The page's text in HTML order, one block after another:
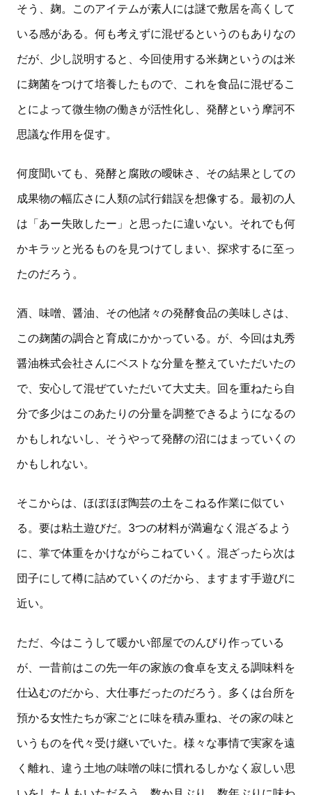
そう、麹。このアイテムが素人には謎で敷居を高くして
いる感がある。何も考えずに混ぜるというのもありなの
だが、少し説明すると、今回使用する米麹というのは米
に麹菌をつけて培養したもので、これを食品に混ぜるこ
とによって微生物の働きが活性化し、発酵という摩訶不
思議な作用を促す。
何度聞いても、発酵と腐敗の曖昧さ、その結果としての
成果物の幅広さに人類の試行錯誤を想像する。最初の人
は「あー失敗したー」と思ったに違いない。それでも何
かキラッと光るものを見つけてしまい、探求するに至っ
たのだろう。
酒、味噌、醤油、その他諸々の発酵食品の美味しさは、
この麹菌の調合と育成にかかっている。が、今回は丸秀
醤油株式会社さんにベストな分量を整えていただいたの
で、安心して混ぜていただいて大丈夫。回を重ねたら自
分で多少はこのあたりの分量を調整できるようになるの
かもしれないし、そうやって発酵の沼にはまっていくの
かもしれない。
そこからは、ほぼほぼ陶芸の土をこねる作業に似てい
る。要は粘土遊びだ。3つの材料が満遍なく混ざるよう
に、掌で体重をかけながらこねていく。混ざったら次は
団子にして樽に詰めていくのだから、ますます手遊びに
近い。
ただ、今はこうして暖かい部屋でのんびり作っている
が、一昔前はこの先一年の家族の食卓を支える調味料を
仕込むのだから、大仕事だったのだろう。多くは台所を
預かる女性たちが家ごとに味を積み重ね、その家の味と
いうものを代々受け継いでいた。様々な事情で実家を遠
く離れ、違う土地の味噌の味に慣れるしかなく寂しい思